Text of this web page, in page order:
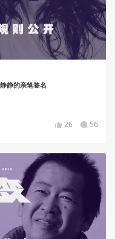
静的亲笔签名
26 56